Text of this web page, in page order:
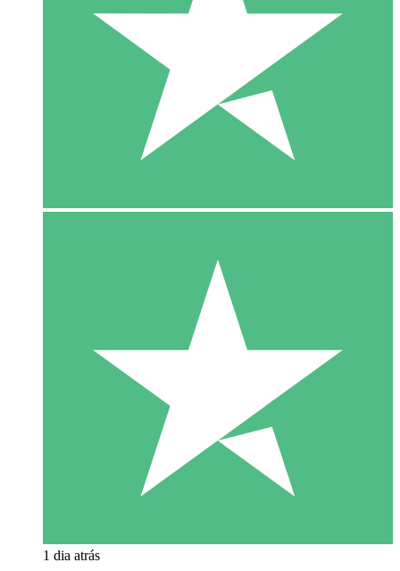
1 dia atrás